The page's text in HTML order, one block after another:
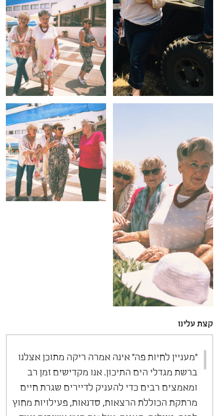
קצת עלינו
"מעניין לחיות פה" אינה אמרה ריקה מתוכן אצלנו
ברשת מגדלי הים התיכון. אנו מקדישים זמן רב
ומאמצים רבים כדי להעניק לדיירים שגרת חיים
מרתקת הכוללת הרצאות, סדנאות, פעילויות מחוץ